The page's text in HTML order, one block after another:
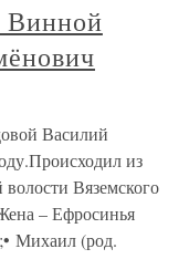
Винной
Василий
из
Вяземского
– Ефросинья
Михаил (род.